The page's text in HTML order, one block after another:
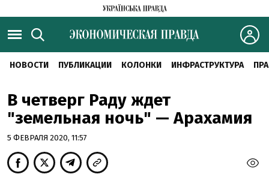
НОВОСТИ ПУБЛИКАЦИИ КОЛОНКИ ИНФРАСТРУКТУРА
В четверг Раду ждет
"земельная ночь" — Арахамия
5 ФЕВРАЛЯ 2020, 11:57